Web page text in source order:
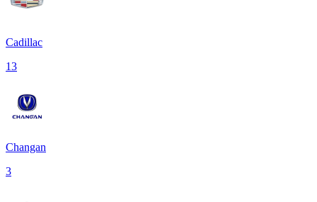
Cadillac
13
Changan
3